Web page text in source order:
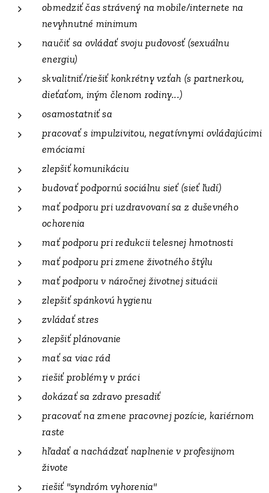
obmedziť čas strávený na mobile/internete na
nevyhnutné minimum
naučiť sa ovládať svoju pudovosť (sexuálnu
energiu)
skvalitniť/riešiť konkrétny vzťah (s partnerkou,
dieťaťom, iným členom rodiny...)
osamostatniť sa
pracovať s impulzivitou, negatívnymi ovládajúcimi
emóciami
zlepšiť komunikáciu
budovať podpornú sociálnu sieť (sieť ľudí)
mať podporu pri uzdravovaní sa z duševného
ochorenia
mať podporu pri redukcii telesnej hmotnosti
mať podporu pri zmene životného štýlu
mať podporu v náročnej životnej situácii
zlepšiť spánkovú hygienu
zvládať stres
zlepšiť plánovanie
mať sa viac rád
riešiť problémy v práci
dokázať sa zdravo presadiť
pracovať na zmene pracovnej pozície, kariérnom
raste
hľadať a nachádzať naplnenie v profesijnom
živote
riešiť "syndróm vyhorenia"